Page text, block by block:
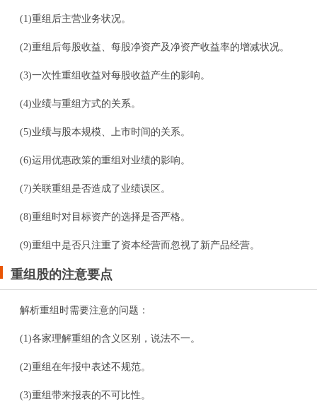
(1)重组后主营业务状况。
(2)重组后每股收益、每股净资产及净资产收益率的增减状况。
(3)一次性重组收益对每股收益产生的影响。
(4)业绩与重组方式的关系。
(5)业绩与股本规模、上市时间的关系。
(6)运用优惠政策的重组对业绩的影响。
(7)关联重组是否造成了业绩误区。
(8)重组时对目标资产的选择是否严格。
(9)重组中是否只注重了资本经营而忽视了新产品经营。
重组股的注意要点
解析重组时需要注意的问题：
(1)各家理解重组的含义区别，说法不一。
(2)重组在年报中表述不规范。
(3)重组带来报表的不可比性。